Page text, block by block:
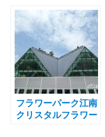
フラワーパーク江南
クリスタルフラワー